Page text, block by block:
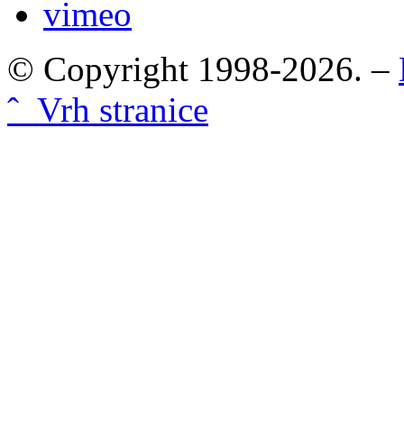
vimeo
© Copyright 1998-2026. –
ˆ Vrh stranice